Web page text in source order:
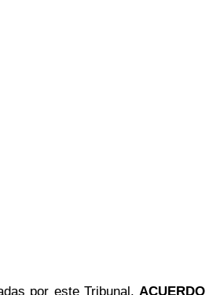
por este Tribunal. ACUERDO